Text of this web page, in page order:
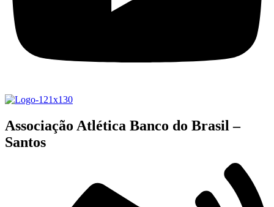
Associação Atlética Banco do Brasil –
Santos